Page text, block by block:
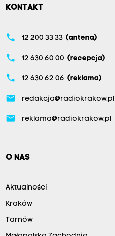
KONTAKT
phone 12 200 33 33 (antena)
phone 12 630 60 00 (recepcja)
phone 12 630 62 06 (reklama)
email redakcja@radiokrakow.pl
email reklama@radiokrakow.pl
O NAS
Aktualności
Kraków
Tarnów